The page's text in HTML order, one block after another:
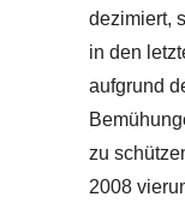
dezimiert,
in den
aufgrund
zu
2008